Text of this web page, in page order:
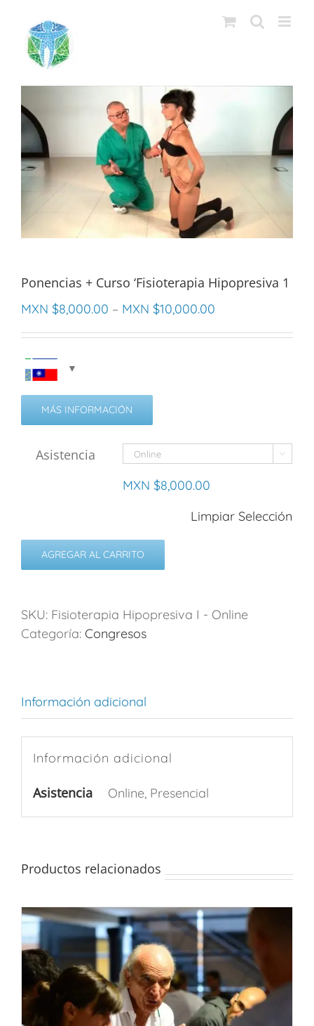
contenido
Ponencias + Curso ‘Fisioterapia Hipopresiva 1
MXN $8,000.00 – MXN $10,000.00
MÁS INFORMACIÓN
Asistencia 
MXN $8,000.00
Limpiar Selección
AGREGAR AL CARRITO
SKU: Fisioterapia Hipopresiva I - Online
Categoría: Congresos
Información adicional
Información adicional
Asistencia Online, Presencial
Productos relacionados